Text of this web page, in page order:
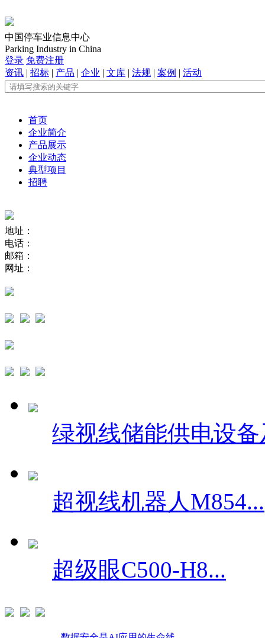
中国停车业信息中心
Parking Industry in China
登录 免费注册
资讯 | 招标 | 产品 | 企业 | 文库 | 法规 | 案例 | 活动
首页
企业简介
产品展示
企业动态
典型项目
招聘
地址：
电话：
邮箱：
网址：
绿视线储能供电设备
超视线机器人M854...
超级眼C500-H8...